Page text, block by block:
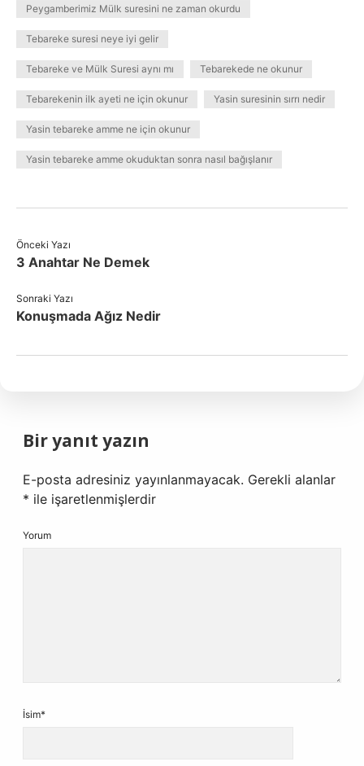
Peygamberimiz Mülk suresini ne zaman okurdu
Tebareke suresi neye iyi gelir
Tebareke ve Mülk Suresi aynı mı Tebarekede ne okunur
Tebarekenin ilk ayeti ne için okunur Yasin suresinin sırrı nedir
Yasin tebareke amme ne için okunur
Yasin tebareke amme okuduktan sonra nasıl bağışlanır
Önceki Yazı
3 Anahtar Ne Demek
Sonraki Yazı
Konuşmada Ağız Nedir
Bir yanıt yazın
E-posta adresiniz yayınlanmayacak. Gerekli alanlar
* ile işaretlenmişlerdir
Yorum
İsim*